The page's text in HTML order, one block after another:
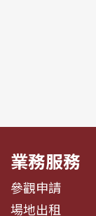
業務服務
參觀申請
場地出租